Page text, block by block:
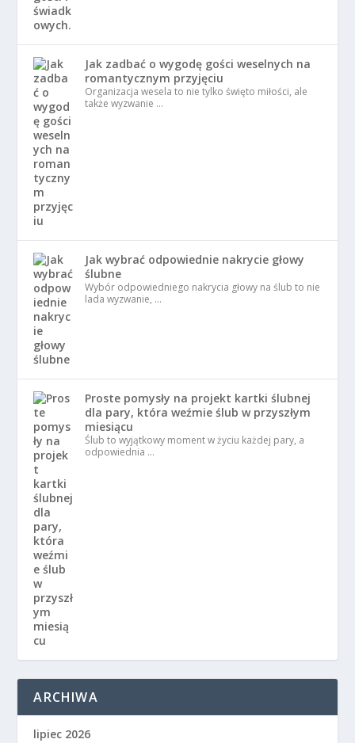
Jak zadbać o wygodę gości weselnych na
romantycznym przyjęciu
Organizacja wesela to nie tylko święto miłości, ale
także wyzwanie …
Jak wybrać odpowiednie nakrycie głowy
ślubne
Wybór odpowiedniego nakrycia głowy na ślub to nie
lada wyzwanie, …
Proste pomysły na projekt kartki ślubnej
dla pary, która weźmie ślub w przyszłym
miesiącu
Ślub to wyjątkowy moment w życiu każdej pary, a
odpowiednia …
ARCHIWA
lipiec 2026